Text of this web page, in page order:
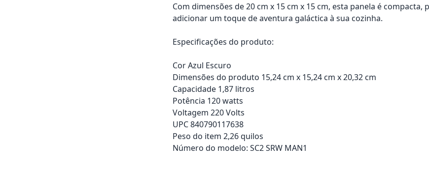
Com dimensões de 20 cm x 15 cm x 15 cm, esta panela é
adicionar um toque de aventura galáctica à sua cozinha.
Especificações do produto:
Cor Azul Escuro
Dimensões do produto 15,24 cm x 15,24 cm x 20,32 cm
Capacidade 1,87 litros
Potência 120 watts
Voltagem 220 Volts
UPC 840790117638
Peso do item 2,26 quilos
Número do modelo: SC2 SRW MAN1
Adicionar ao carrinho Adicionar ao carrinho